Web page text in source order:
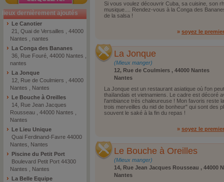
lieux dernièrement ajoutés
Le Canotier
21, Quai de Versailles , 44000
Nantes , nantes
La Conga des Bananes
36, Rue Fouré, 44000 Nantes ,
nantes
La Jonque
12, Rue de Coulmiers , 44000
Nantes , Nantes
Le Bouche à Oreilles
14, Rue Jean Jacques
Rousseau , 44000 Nantes ,
Nantes
Le Lieu Unique
Quai Ferdinand-Favre 44000
Nantes, Nantes
Piscine du Petit Port
Boulevard Petit Port 44300
Nantes , Nantes
La Belle Equipe
Si vous voulez découvrir Cuba, sa cuisine, son
musique.... Rendez-vous à la Conga des
de la salsa !
» soyez le
La Jonque
(Mieux manger)
12, Rue de Coulmiers , 44000 Nantes
Nantes
La Jonque est un restaurant asiatique où l'on
thaïlandais et vietnamiens. Le cadre est décoré
l'ambiance très chaleureuse ! Mon favoris reste
trois merveilles du nid de bonheur" qui sont des
souvent le saké à la fin du repas !
» soyez le
Le Bouche à Oreilles
(Mieux manger)
14, Rue Jean Jacques Rousseau , 44000
Nantes